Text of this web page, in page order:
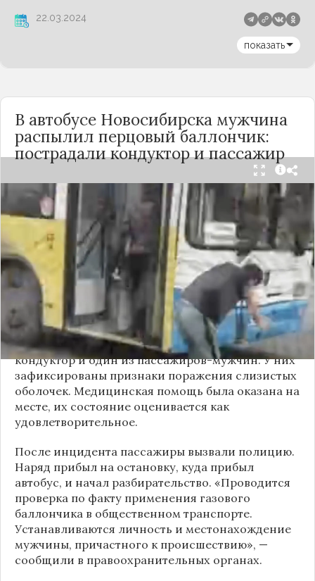
22.03.2024
показать
В автобусе Новосибирска мужчина
распылил перцовый баллончик:
пострадали кондуктор и пассажир
Вечером 24 сентября в салоне автобуса маршрута
№18 в Новосибирске произошёл инцидент с
применением перцового баллончика. Как
сообщили очевидцы в
Telegram-канале
«Инцидент Новосибирск», неизвестный
мужчина с бородой сначала вступил в перепалку
с кондуктором, затем поссорился с другими
пассажирами. В ходе конфликта он достал
газовый баллончик и распылил его в салоне.
По предварительным данным, пострадали
кондуктор и один из пассажиров-мужчин. У них
зафиксированы признаки поражения слизистых
оболочек. Медицинская помощь была оказана на
месте, их состояние оценивается как
удовлетворительное.
После инцидента пассажиры вызвали полицию.
Наряд прибыл на остановку, куда прибыл
автобус, и начал разбирательство. «Проводится
проверка по факту применения газового
баллончика в общественном транспорте.
Устанавливаются личность и местонахождение
мужчины, причастного к происшествию», —
сообщили в правоохранительных органах.